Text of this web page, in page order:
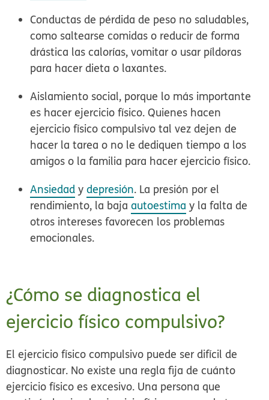
Conductas de pérdida de peso no saludables,
como saltearse comidas o reducir de forma
drástica las calorías, vomitar o usar píldoras
para hacer dieta o laxantes.
Aislamiento social, porque lo más importante
es hacer ejercicio físico. Quienes hacen
ejercicio físico compulsivo tal vez dejen de
hacer la tarea o no le dediquen tiempo a los
amigos o la familia para hacer ejercicio físico.
Ansiedad ydepresión. La presión por el
rendimiento, la bajaautoestima y la falta de
otros intereses favorecen los problemas
emocionales.
¿Cómo se diagnostica el
ejercicio físico compulsivo?
El ejercicio físico compulsivo puede ser difícil de
diagnosticar. No existe una regla fija de cuánto
ejercicio físico es excesivo. Una persona que